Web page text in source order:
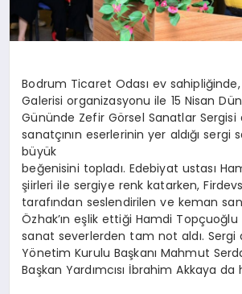
Bodrum Ticaret Odası ev
Galerisi organizasyonu ile 15 Nisan
Gününde Zefir Görsel Sanatlar Sergisi
sanatçının eserlerinin yer aldığı sergi
büyük
beğenisini topladı. Edebiyat ustası
şiirleri ile sergiye renk katarken,
tarafından seslendirilen ve keman
Özhak’ın eşlik ettiği Hamdi
sanat severlerden tam not aldı. Sergi
Yönetim Kurulu Başkanı Mahmut
Başkan Yardımcısı İbrahim Akkaya da